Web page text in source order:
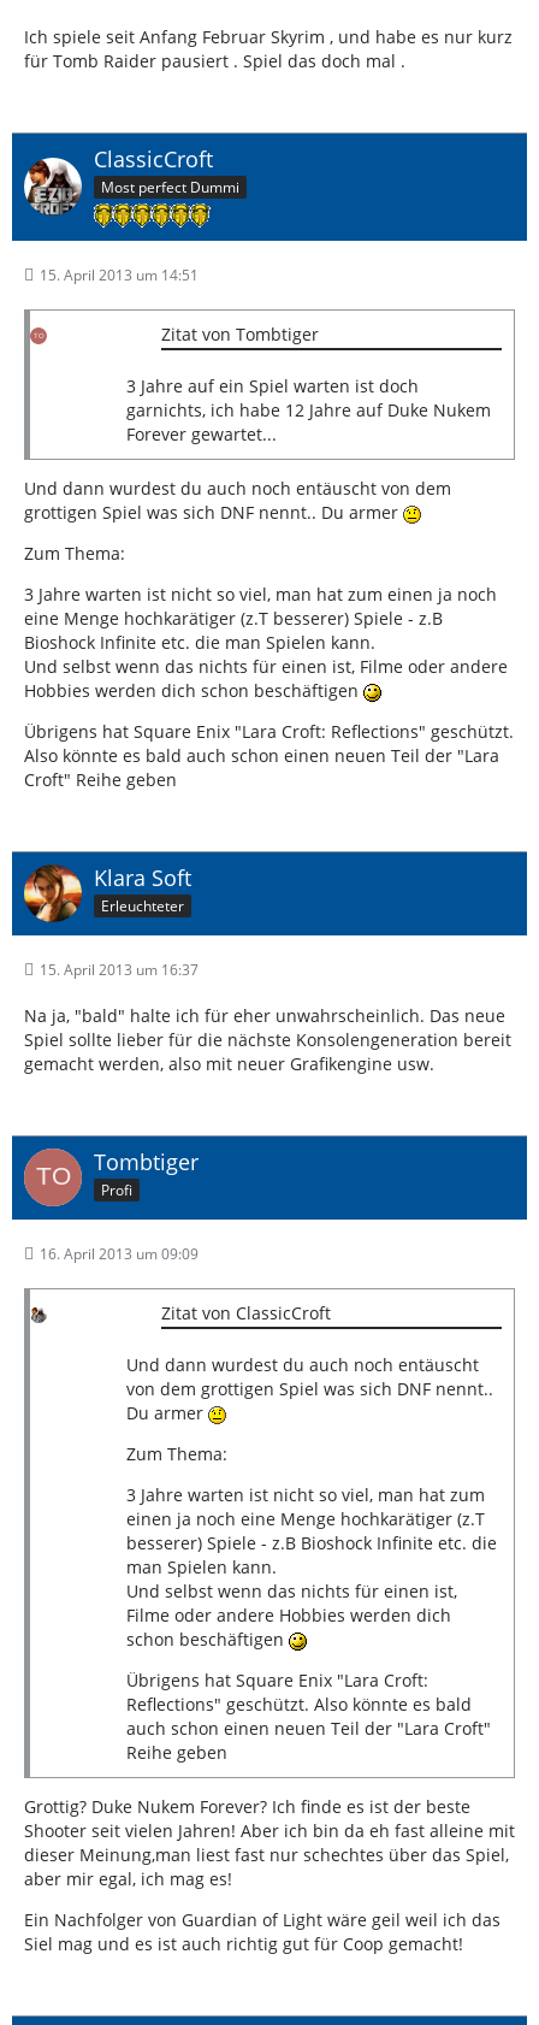
Ich spiele seit Anfang Februar Skyrim , und habe es nur kurz
für Tomb Raider pausiert . Spiel das doch mal .
ClassicCroft
Most perfect Dummi
15. April 2013 um 14:51
Zitat von Tombtiger
3 Jahre auf ein Spiel warten ist doch
garnichts, ich habe 12 Jahre auf Duke Nukem
Forever gewartet...
Und dann wurdest du auch noch entäuscht von dem
grottigen Spiel was sich DNF nennt.. Du armer
Zum Thema:
3 Jahre warten ist nicht so viel, man hat zum einen ja noch
eine Menge hochkarätiger (z.T besserer) Spiele - z.B
Bioshock Infinite etc. die man Spielen kann.
Und selbst wenn das nichts für einen ist, Filme oder andere
Hobbies werden dich schon beschäftigen
Übrigens hat Square Enix "Lara Croft: Reflections" geschützt.
Also könnte es bald auch schon einen neuen Teil der "Lara
Croft" Reihe geben
Klara Soft
Erleuchteter
15. April 2013 um 16:37
Na ja, "bald" halte ich für eher unwahrscheinlich. Das neue
Spiel sollte lieber für die nächste Konsolengeneration bereit
gemacht werden, also mit neuer Grafikengine usw.
Tombtiger
Profi
16. April 2013 um 09:09
Zitat von ClassicCroft
Und dann wurdest du auch noch entäuscht
von dem grottigen Spiel was sich DNF nennt..
Du armer
Zum Thema:
3 Jahre warten ist nicht so viel, man hat zum
einen ja noch eine Menge hochkarätiger (z.T
besserer) Spiele - z.B Bioshock Infinite etc. die
man Spielen kann.
Und selbst wenn das nichts für einen ist,
Filme oder andere Hobbies werden dich
schon beschäftigen
Übrigens hat Square Enix "Lara Croft:
Reflections" geschützt. Also könnte es bald
auch schon einen neuen Teil der "Lara Croft"
Reihe geben
Grottig? Duke Nukem Forever? Ich finde es ist der beste
Shooter seit vielen Jahren! Aber ich bin da eh fast alleine mit
dieser Meinung,man liest fast nur schechtes über das Spiel,
aber mir egal, ich mag es!
Ein Nachfolger von Guardian of Light wäre geil weil ich das
Siel mag und es ist auch richtig gut für Coop gemacht!